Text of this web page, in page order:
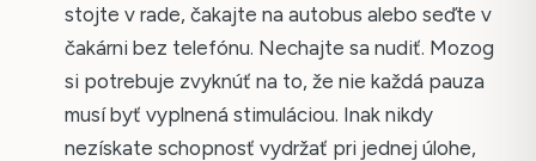
stojte v rade, čakajte na autobus alebo seďte v
čakárni bez telefónu. Nechajte sa nudiť. Mozog
si potrebuje zvyknúť na to, že nie každá pauza
musí byť vyplnená stimuláciou. Inak nikdy
nezískate schopnosť vydržať pri jednej úlohe,